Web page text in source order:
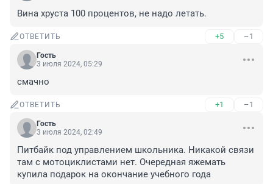
Вина хруста 100 процентов, не надо летать.
ОТВЕТИТЬ +5 –1
Гость
3 июля 2024, 05:29
смачно
ОТВЕТИТЬ +1 –1
Гость
3 июля 2024, 02:49
Питбайк под управлением школьника. Никакой связи
там с мотоциклистами нет. Очередная яжемать
купила подарок на окончание учебного года